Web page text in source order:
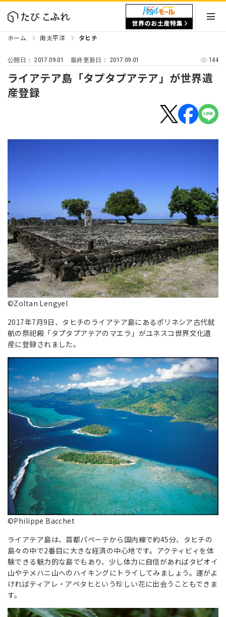
ホーム 南太平洋 タヒチ
公開日：2017.09.01 最終更新日： 2017.09.01 144
ライアテア島「タプタプアテア」が世界遺
産登録
©Zoltan Lengyel
2017年7月9日、タヒチのライアテア島にあるポリネシア古代就
航の祭祀殿「タプタプアテアのマエラ」がユネスコ世界文化遺
産に登録されました。
©Philippe Bacchet
ライアテア島は、首都パペーテから国内線で約45分、タヒチの
島々の中で2番目に大きな経済の中心地です。アクティビィを体
験できる魅力的な島でもあり、少し体力に自信があればタピオイ
山やテメハニ山へのハイキングにトライしてみましょう。運がよ
ければティアレ・アペタヒという珍しい花に出会うこともできま
す。